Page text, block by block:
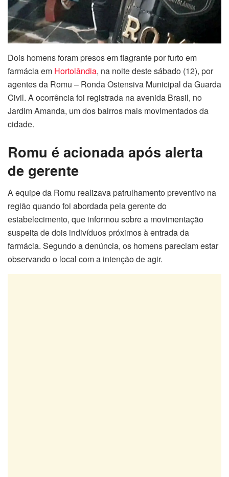
Dois homens foram presos em flagrante por furto em
farmácia em Hortolândia, na noite deste sábado (12), por
agentes da Romu – Ronda Ostensiva Municipal da Guarda
Civil. A ocorrência foi registrada na avenida Brasil, no
Jardim Amanda, um dos bairros mais movimentados da
cidade.
Romu é acionada após alerta
de gerente
A equipe da Romu realizava patrulhamento preventivo na
região quando foi abordada pela gerente do
estabelecimento, que informou sobre a movimentação
suspeita de dois indivíduos próximos à entrada da
farmácia. Segundo a denúncia, os homens pareciam estar
observando o local com a intenção de agir.